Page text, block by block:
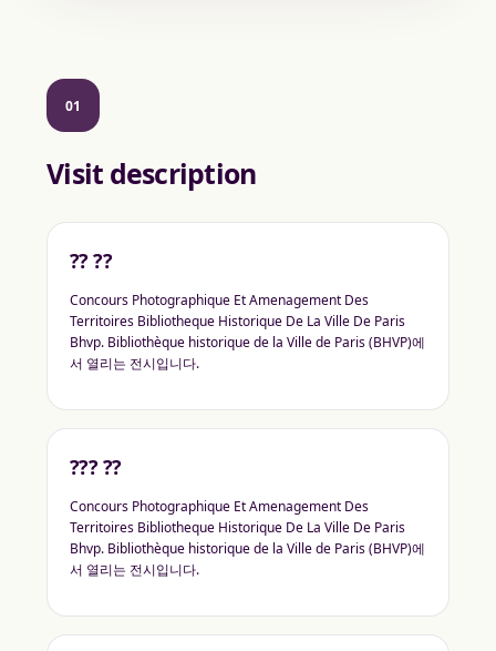
01
Visit description
?? ??
Concours Photographique Et Amenagement Des
Territoires Bibliotheque Historique De La Ville De Paris
Bhvp. Bibliothèque historique de la Ville de Paris (BHVP)에
서 열리는 전시입니다.
??? ??
Concours Photographique Et Amenagement Des
Territoires Bibliotheque Historique De La Ville De Paris
Bhvp. Bibliothèque historique de la Ville de Paris (BHVP)에
서 열리는 전시입니다.